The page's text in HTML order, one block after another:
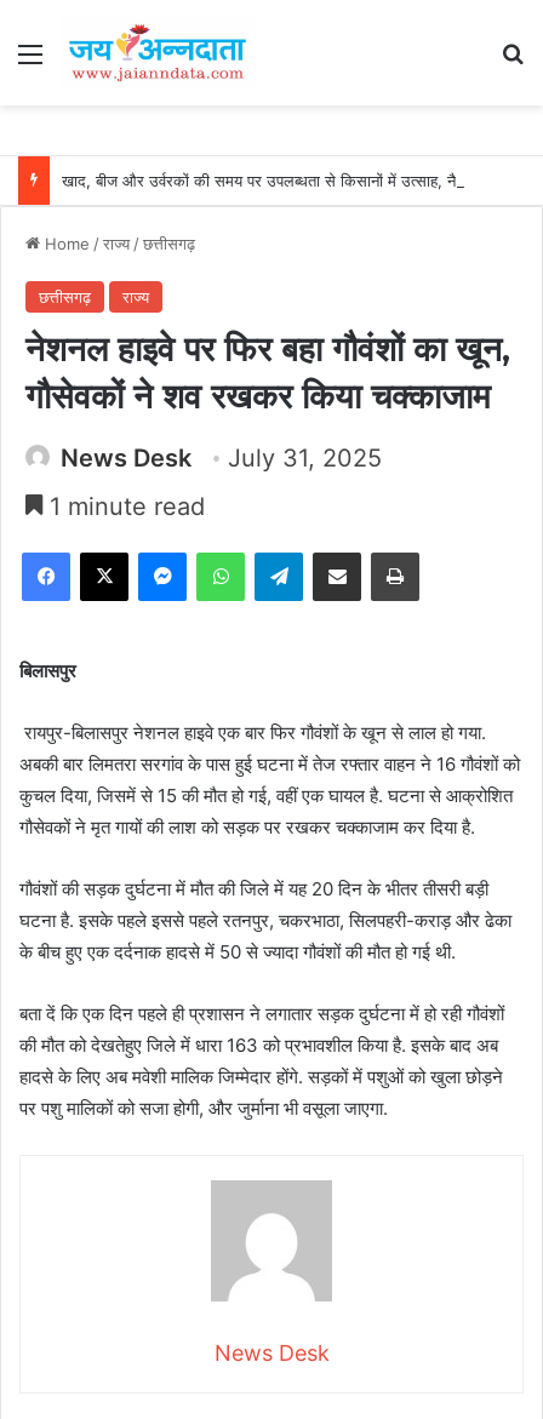
Menu
Home /राज्य/छत्तीसगढ़
छत्तीसगढ़ राज्य
नेशनल हाइवे पर फिर बहा गौवंशों का खून,
गौसेवकों ने शव रखकर किया चक्काजाम
News Desk
July 31, 2025
1 minute read
Facebook
X MessengerWhatsAppTelegramShare via Email Print
बिलासपुर
रायपुर-बिलासपुर नेशनल हाइवे एक बार फिर गौवंशों के खून से लाल हो गया.
अबकी बार लिमतरा सरगांव के पास हुई घटना में तेज रफ्तार वाहन ने 16 गौवंशों को
कुचल दिया, जिसमें से 15 की मौत हो गई, वहीं एक घायल है. घटना से आक्रोशित
गौसेवकों ने मृत गायों की लाश को सड़क पर रखकर चक्काजाम कर दिया है.
गौवंशों की सड़क दुर्घटना में मौत की जिले में यह 20 दिन के भीतर तीसरी बड़ी
घटना है. इसके पहले इससे पहले रतनपुर, चकरभाठा, सिलपहरी-कराड़ और ढेका
के बीच हुए एक दर्दनाक हादसे में 50 से ज्यादा गौवंशों की मौत हो गई थी.
बता दें कि एक दिन पहले ही प्रशासन ने लगातार सड़क दुर्घटना में हो रही गौवंशों
की मौत को देखतेहुए जिले में धारा 163 को प्रभावशील किया है. इसके बाद अब
हादसे के लिए अब मवेशी मालिक जिम्मेदार होंगे. सड़कों में पशुओं को खुला छोड़ने
पर पशु मालिकों को सजा होगी, और जुर्माना भी वसूला जाएगा.
News Desk